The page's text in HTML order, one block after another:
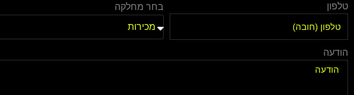
טלפון בחר מחלקה
הודעה